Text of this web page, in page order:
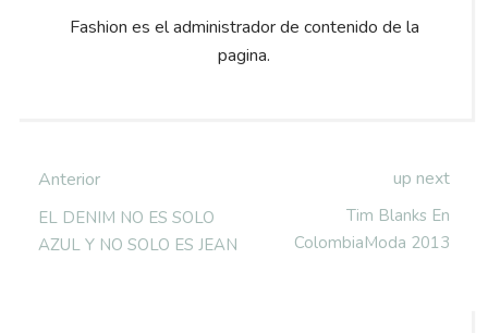
Fashion es el administrador de contenido de la
pagina.
Anterior
EL DENIM NO ES SOLO
AZUL Y NO SOLO ES JEAN
up next
Tim Blanks En
ColombiaModa 2013